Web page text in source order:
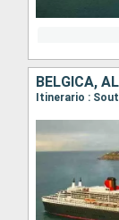
BÉLGICA,
Itinerario :